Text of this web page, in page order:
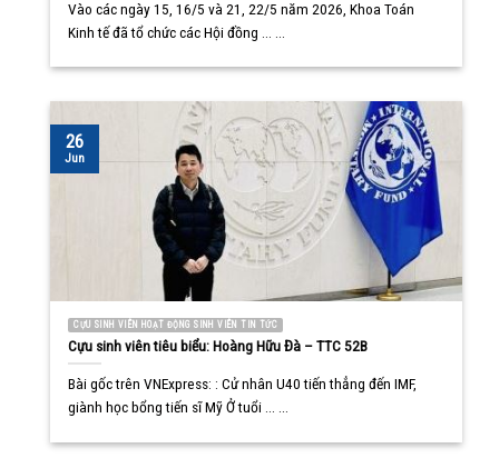
Vào các ngày 15, 16/5 và 21, 22/5 năm 2026, Khoa Toán
Kinh tế đã tổ chức các Hội đồng ... ...
CỰU SINH VIÊN HOẠT ĐỘNG SINH VIÊN TIN TỨC
Cựu sinh viên tiêu biểu: Hoàng Hữu Đà – TTC 52B
Bài gốc trên VNExpress: : Cử nhân U40 tiến thẳng đến IMF,
giành học bổng tiến sĩ Mỹ Ở tuổi ... ...
26
Jun